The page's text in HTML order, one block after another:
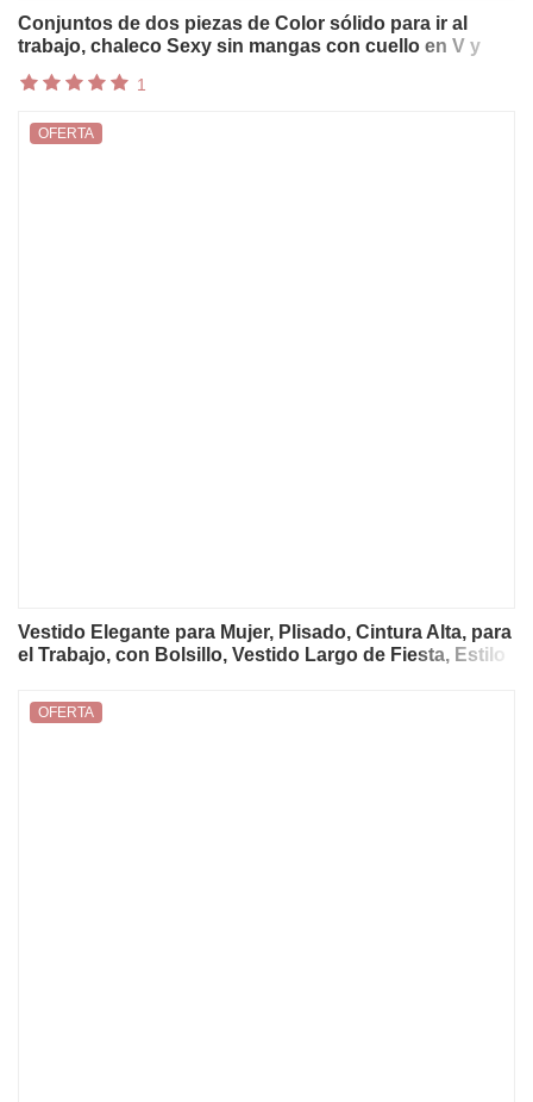
Conjuntos de dos piezas de Color sólido para ir al
trabajo, chaleco Sexy sin mangas con cuello en V y
ajustado elegante para mujer
1
Vestido Elegante para Mujer, Plisado, Cintura Alta, para
el Trabajo, con Bolsillo, Vestido Largo de Fiesta, Estilo
OFERTA
OFERTA